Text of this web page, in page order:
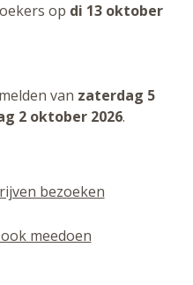
op di 13 oktober
van zaterdag 5
2 oktober 2026.
bezoeken
meedoen